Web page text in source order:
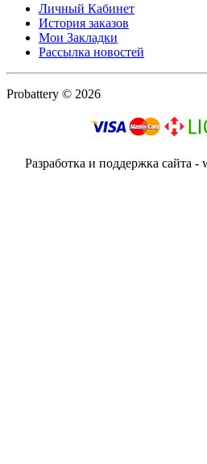
Личный Кабинет
История заказов
Мои Закладки
Рассылка новостей
Probattery © 2026
Разработка и поддержка сайта -